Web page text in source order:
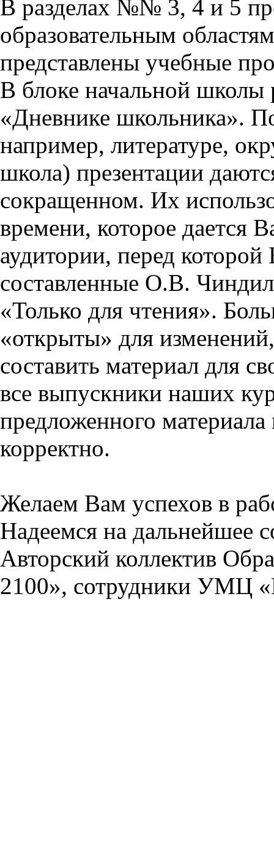
В разделах №№ 3, 4 и 5
образовательным
представлены учебные
В блоке начальной школы
«Дневнике школьника».
например, литературе,
школа) презентации
сокращенном. Их
времени, которое дается
аудитории, перед
составленные О.В.
«Только для чтения».
«открыты» для
составить материал для
все выпускники наших
предложенного
корректно.
Желаем Вам успехов в
Надеемся на дальнейшее
Авторский коллектив
2100», сотрудники УМЦ